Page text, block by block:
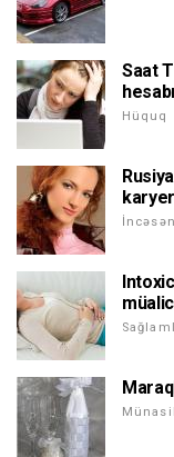
Saat
Hüquq